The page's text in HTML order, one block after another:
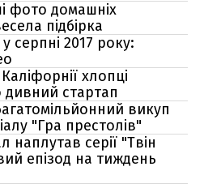
фото домашніх
підбірка
серпні 2017 року:
хлопці
дивний стартап
викуп
"Гра престолів"
наплутав серії "Твін
епізод на тиждень